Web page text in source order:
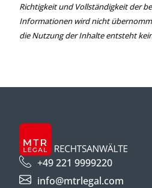
Richtigkeit und Vollständigkeit der
Informationen wird nicht
die Nutzung der Inhalte entsteht
+49 221 9999220
info@mtrlegal.com